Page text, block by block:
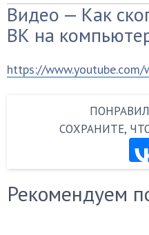
Видео — Как
ВК на
https://www.youtube.com/
СОХРАНИТЕ,
Рекомендуем